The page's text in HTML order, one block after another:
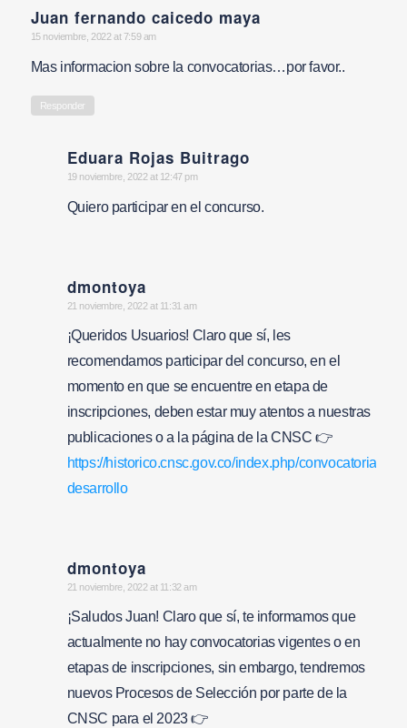
Juan fernando caicedo maya
says:
15 noviembre, 2022 at 7:59 am
Mas informacion sobre la convocatorias…por favor..
Responder
Eduara Rojas Buitrago
says:
19 noviembre, 2022 at 12:47 pm
Quiero participar en el concurso.
dmontoya
says:
21 noviembre, 2022 at 11:31 am
¡Queridos Usuarios! Claro que sí, les
recomendamos participar del concurso, en el
momento en que se encuentre en etapa de
inscripciones, deben estar muy atentos a nuestras
publicaciones o a la página de la CNSC 👉
https://historico.cnsc.gov.co/index.php/convocatorias/en-
desarrollo
dmontoya
says:
21 noviembre, 2022 at 11:32 am
¡Saludos Juan! Claro que sí, te informamos que
actualmente no hay convocatorias vigentes o en
etapas de inscripciones, sin embargo, tendremos
nuevos Procesos de Selección por parte de la
CNSC para el 2023 👉